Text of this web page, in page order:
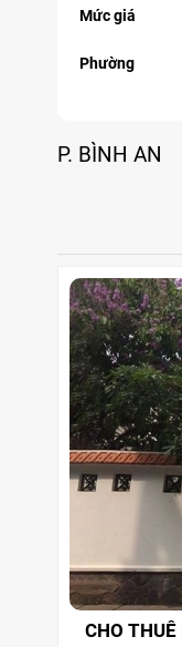
Mức giá
Phường
P. BÌNH AN
CHO